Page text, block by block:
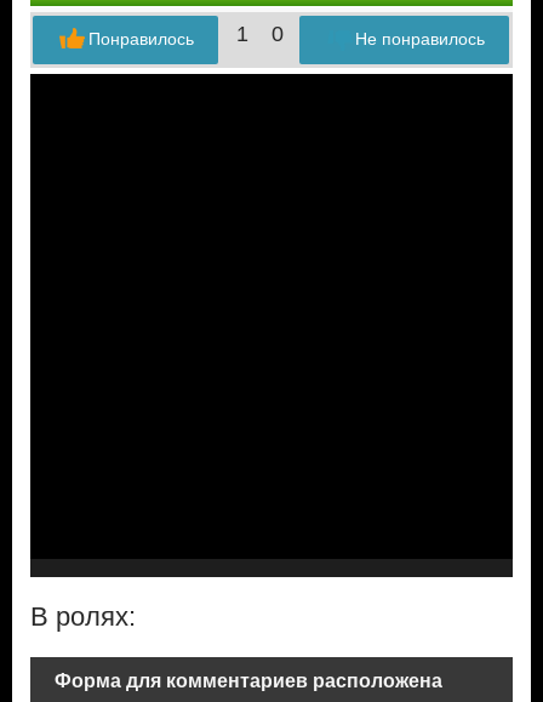
1 0 Не понравилось
Понравилось
В ролях:
Форма для комментариев расположена